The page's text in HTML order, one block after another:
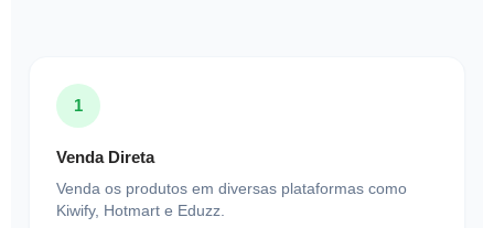
1
Venda Direta
Venda os produtos em diversas plataformas como
Kiwify, Hotmart e Eduzz.